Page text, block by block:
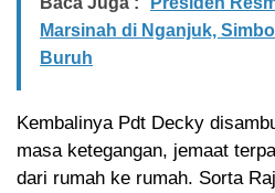
Marsinah di Nganjuk,
Buruh
Kembalinya Pdt Decky
masa ketegangan, jemaat
dari rumah ke rumah. Sorta